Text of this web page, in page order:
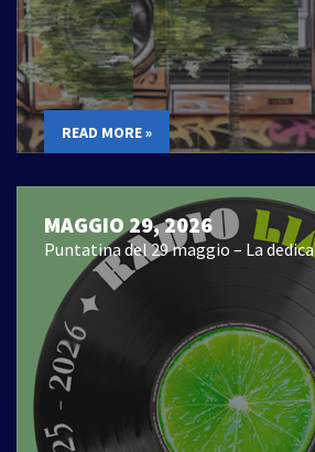
READ MORE »
MAGGIO 29, 2026
Puntatina del 29 maggio – La dedica